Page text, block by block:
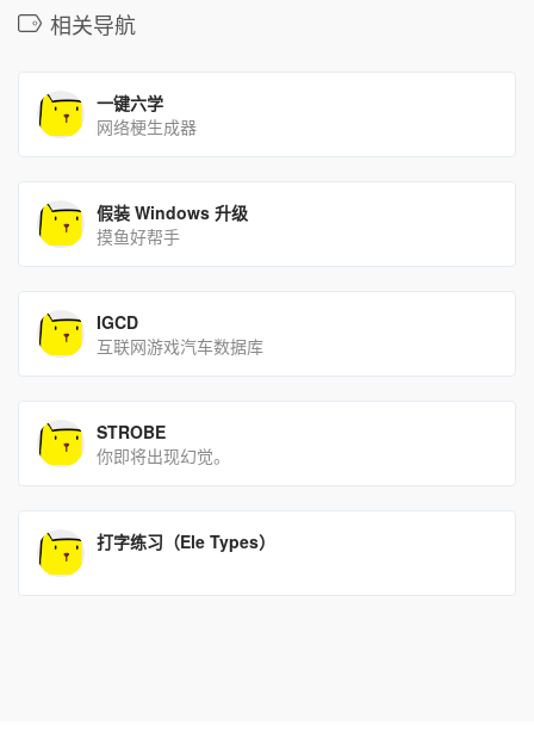
相关导航
一键六学
网络梗生成器
假装 Windows 升级
摸鱼好帮手
IGCD
互联网游戏汽车数据库
STROBE
你即将出现幻觉。
打字练习（Ele Types）